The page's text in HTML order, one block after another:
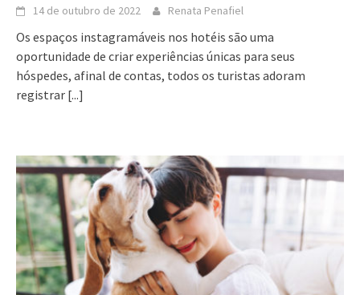
14 de outubro de 2022 Renata Penafiel
Os espaços instagramáveis nos hotéis são uma
oportunidade de criar experiências únicas para seus
hóspedes, afinal de contas, todos os turistas adoram
registrar [...]